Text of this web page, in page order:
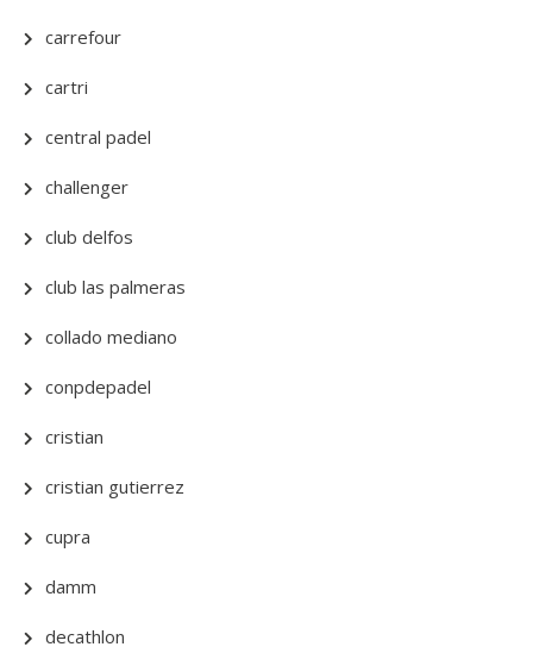
carrefour
cartri
central padel
challenger
club delfos
club las palmeras
collado mediano
conpdepadel
cristian
cristian gutierrez
cupra
damm
decathlon